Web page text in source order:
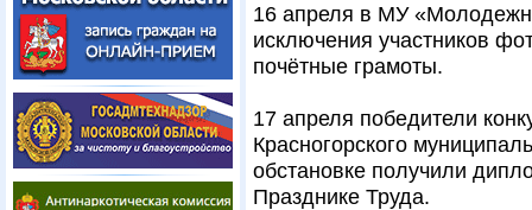
16 апреля в МУ
исключения участников
почётные грамоты.
17 апреля победители
Красногорского
обстановке получили
Празднике Труда.